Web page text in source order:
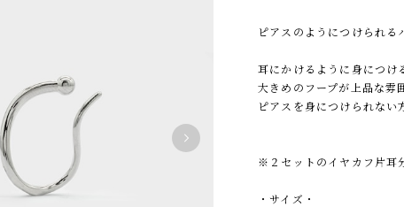
ピアスのようにつけられる
耳にかけるように身につけ
大きめのフープが上品な雰
ピアスを身につけられない
※２セットのイヤカフ片耳
・サイズ・